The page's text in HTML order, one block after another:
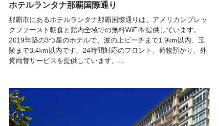
ホテルランタナ那覇国際通り
那覇市にあるホテルランタナ那覇国際通りは、アメリカンブレッ
クファースト朝食と館内全域での無料WiFiを提供しています。
2019年築の3つ星のホテルで、波の上ビーチまで1.9km以内、玉
陵まで3.4km以内です。24時間対応のフロント、荷物預かり、外
貨両替サービスを提供しています。...